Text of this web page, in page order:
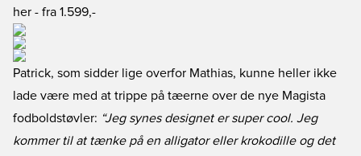
her - fra 1.599,-
Patrick, som sidder lige overfor Mathias, kunne heller ikke
lade være med at trippe på tæerne over de nye Magista
fodboldstøvler: “Jeg synes designet er super cool. Jeg
kommer til at tænke på en alligator eller krokodille og det